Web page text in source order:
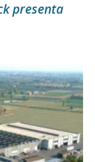
presenta